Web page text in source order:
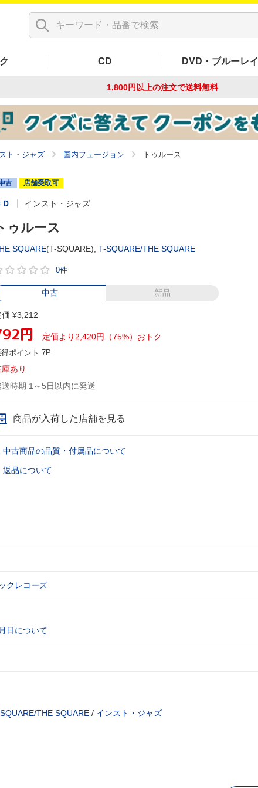
CD DVD・ブルーレイ
1,800円以上の注文で送料無料
ト・ジャズ 国内フュージョン トゥルース
古 店舗受取可
Ｄ インスト・ジャズ
ゥルース
SQUARE(T-SQUARE), T-SQUARE/THE SQUARE
0件
中古 新品
価 ¥3,212
円 定価より2,420円（75%）おトク
ポイント 7P
あり
送時期 1～5日以内に発送
商品が入荷した店舗を見る
中古商品の品質・付属品について
返品について
クレコーズ
日について
THE SQUARE / インスト・ジャズ